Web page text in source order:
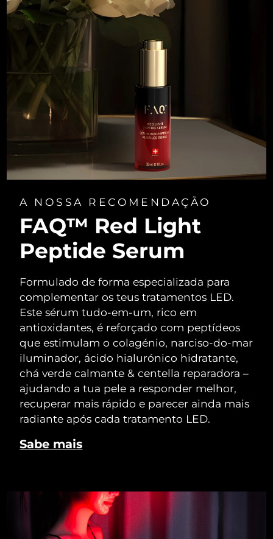
A NOSSA RECOMENDAÇÃO
FAQ™ Red Light
Peptide Serum
Formulado de forma especializada para
complementar os teus tratamentos LED.
Este sérum tudo-em-um, rico em
antioxidantes, é reforçado com peptídeos
que estimulam o colagénio, narciso-do-mar
iluminador, ácido hialurónico hidratante,
chá verde calmante & centella reparadora –
ajudando a tua pele a responder melhor,
recuperar mais rápido e parecer ainda mais
radiante após cada tratamento LED.
Sabe mais